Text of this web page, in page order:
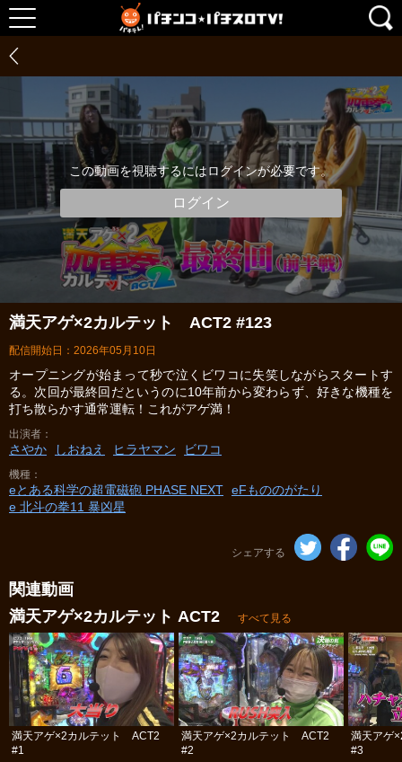
この動画を視聴するにはログインが必要です。
ログイン
満天アゲ×2カルテット ACT2 #123
配信開始日：2026年05月10日
オープニングが始まって秒で泣くビワコに失笑しながらスタートす
る。次回が最終回だというのに10年前から変わらず、好きな機種を
打ち散らかす通常運転！これがアゲ満！
出演者
さやか しおねえ ヒラヤマン ビワコ
機種
eとある科学の超電磁砲 PHASE NEXT eFもののがたり
e 北斗の拳11 暴凶星
シェアする
関連動画
満天アゲ×2カルテット ACT2
すべて見る
満天アゲ×2カルテット ACT2
#1
満天アゲ×2カルテット ACT2
#2
満天アゲ
#3